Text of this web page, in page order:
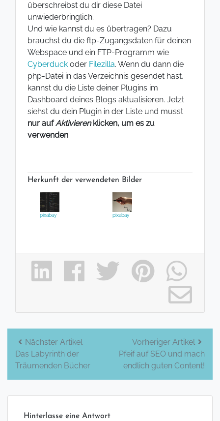
überschreibst du dir diese Datei
unwiederbringlich.
Und wie kannst du es übertragen? Dazu
brauchst du die ftp-Zugangsdaten für deinen
Webspace und ein FTP-Programm wie
Cyberduck oder Filezilla. Wenn du dann die
php-Datei in das Verzeichnis gesendet hast,
kannst du die Liste deiner Plugins im
Dashboard deines Blogs aktualisieren. Jetzt
siehst du dein Plugin in der Liste und musst
nur aufAktivierenklicken, um es zu
verwenden.
Herkunft der verwendeten Bilder
pixabay pixabay
Beitrags-
Navigation
Nächster Artikel
Das Labyrinth der
Träumenden Bücher
Vorheriger Artikel
Pfeif auf SEO und mach
endlich guten Content!
Hinterlasse eine Antwort